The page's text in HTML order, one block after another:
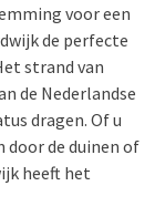
voor een
de perfecte
strand van
de Nederlandse
dragen. Of u
de duinen of
heeft het